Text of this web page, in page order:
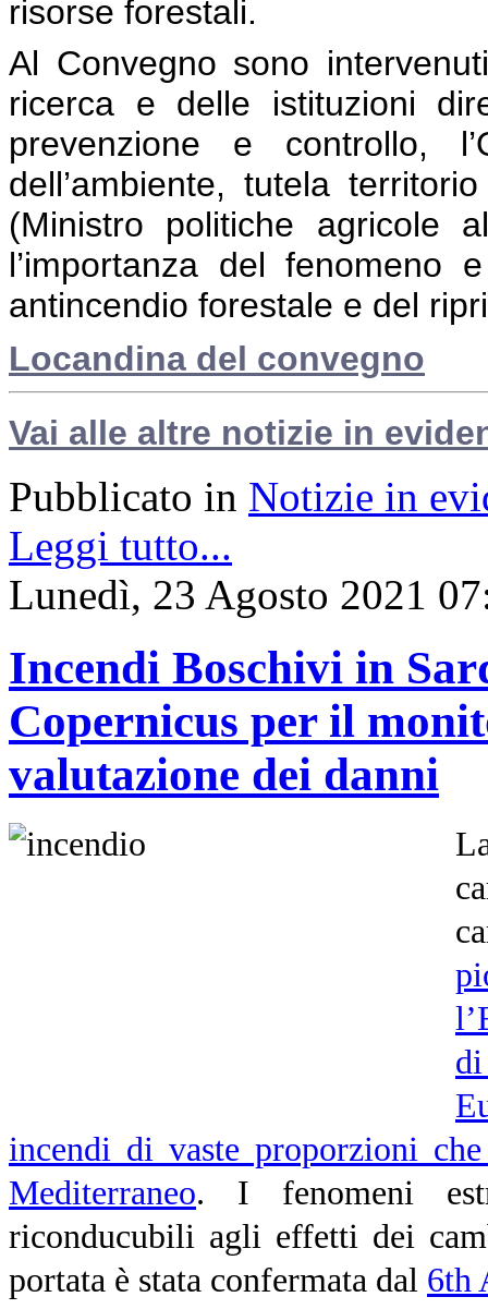
risorse forestali.
Al Convegno sono
ricerca e delle istituzioni
prevenzione e controllo,
dell’ambiente, tutela
(Ministro politiche agricole
l’importanza del fenomeno
antincendio forestale e del
Locandina del convegno
Vai alle altre notizie in
Pubblicato in Notizie in
Leggi tutto...
Lunedì, 23 Agosto 2021
Incendi Boschivi in
Copernicus per il
valutazione dei danni
incendi di vaste proporzioni
Mediterraneo. I fenomeni
riconducubili agli effetti dei
portata è stata confermata dal 6th